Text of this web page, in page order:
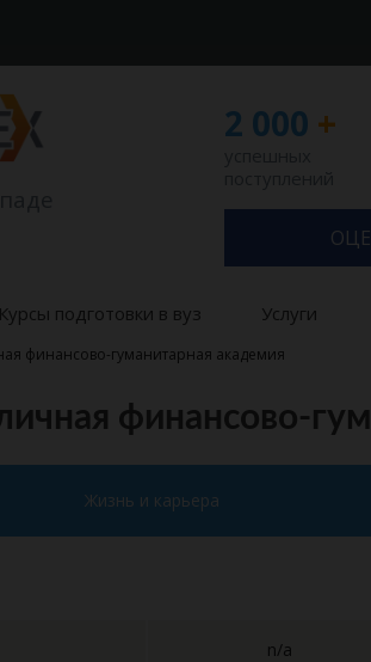
2 000 +
Курсы подготовки в вуз Услуги
финансово-гуманитарная академия
финансово-
Жизнь и карьера
n/a